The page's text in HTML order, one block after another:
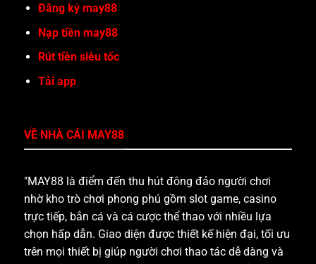
Đăng ký may88
Nạp tiền may88
Rút tiền siêu tốc
Tải app
VỀ NHÀ CÁI MAY88
"MAY88 là điểm đến thu hút đông đảo người chơi
nhờ kho trò chơi phong phú gồm slot game, casino
trực tiếp, bắn cá và cá cược thể thao với nhiều lựa
chọn hấp dẫn. Giao diện được thiết kế hiện đại, tối ưu
trên mọi thiết bị giúp người chơi thao tác dễ dàng và